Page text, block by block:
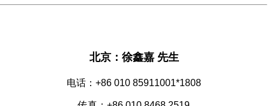
北京：徐鑫嘉 先生
电话：+86 010 85911001*1808